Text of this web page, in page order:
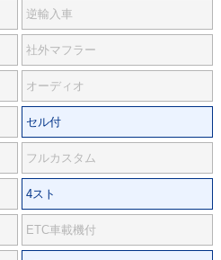
逆輸入車
社外マフラー
オーディオ
セル付
フルカスタム
4スト
ETC車載機付